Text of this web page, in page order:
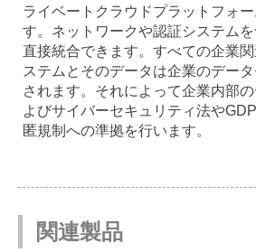
ライベートクラウドプラットフォ
す。ネットワークや認証システム
直接統合できます。すべての企業
ステムとそのデータは企業のデー
されます。それによって企業内部
よびサイバーセキュリティ法や
匿規制への準拠を行います。
関連製品